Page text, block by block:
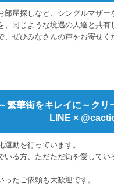
屋探しなど、シングルマザ
同じような境遇の人達と共有
、ぜひみなさんの声をお寄せく
～繁華街をキレイに～クリ
LINE ×
動を行っています。
る方、ただただ街を愛して
ったご依頼も大歓迎です。